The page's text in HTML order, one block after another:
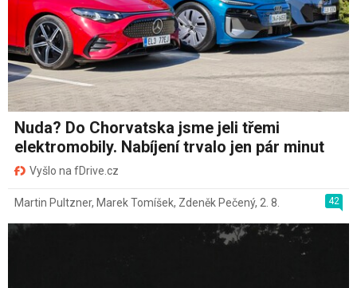
Nuda? Do Chorvatska jsme jeli třemi
elektromobily. Nabíjení trvalo jen pár minut
Vyšlo na fDrive.cz
42
Martin Pultzner, Marek Tomíšek, Zdeněk Pečený, 2. 8.